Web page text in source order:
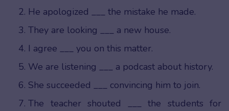
He apologized ___ the mistake he made.
They are looking ___ a new house.
I agree ___ you on this matter.
We are listening ___ a podcast about history.
She succeeded ___ convincing him to join.
The teacher shouted ___ the students for